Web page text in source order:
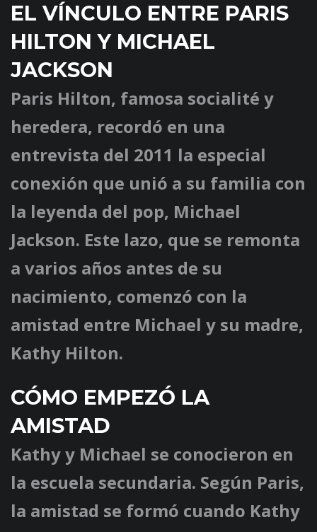
EL VÍNCULO ENTRE PARIS
HILTON Y MICHAEL
JACKSON
Paris Hilton, famosa socialité y
heredera, recordó en una
entrevista del 2011 la especial
conexión que unió a su familia con
la leyenda del pop, Michael
Jackson. Este lazo, que se remonta
a varios años antes de su
nacimiento, comenzó con la
amistad entre Michael y su madre,
Kathy Hilton.
CÓMO EMPEZÓ LA
AMISTAD
Kathy y Michael se conocieron en
la escuela secundaria. Según Paris,
la amistad se formó cuando Kathy